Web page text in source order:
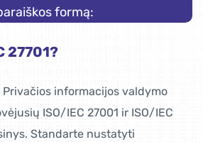
formą:
27701?
Privačios informacijos valdymo
ISO/IEC 27001 ir ISO/IEC
Standarte nustatyti